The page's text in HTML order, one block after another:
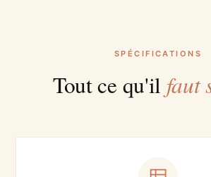
SPÉCIFICATIONS
Tout ce qu'il faut